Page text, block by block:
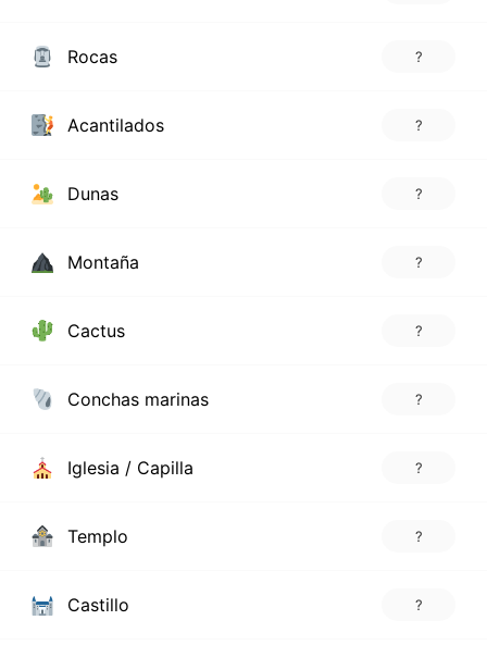
Rocas ?
Acantilados ?
Dunas ?
Montaña ?
Cactus ?
Conchas marinas ?
Iglesia / Capilla ?
Templo ?
Castillo ?